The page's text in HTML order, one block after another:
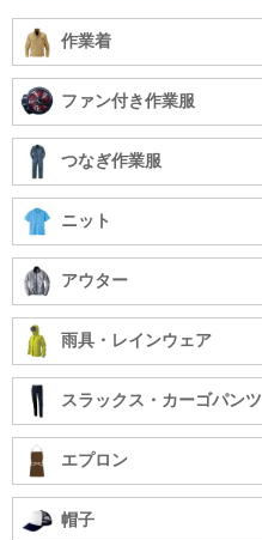
作業着
ファン付き作業服
つなぎ作業服
ニット
アウター
雨具・レインウェア
スラックス・カーゴパンツ
エプロン
帽子